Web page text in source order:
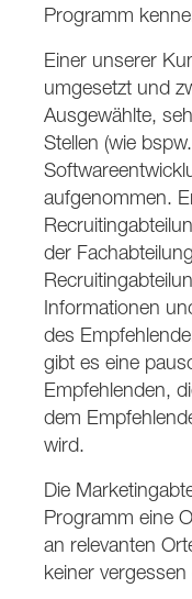
Programm
Einer unserer
umgesetzt und
Ausgewählte,
Stellen (wie
aufgenommen.
der
Informationen
des
gibt es eine
Empfehlenden,
dem
wird.
Die
Programm eine
an relevanten
keiner